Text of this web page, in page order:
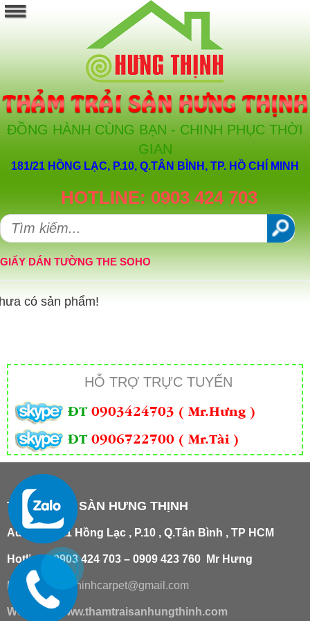
ĐỒNG HÀNH CÙNG BẠN - CHINH PHỤC THỜI
GIAN
181/21 HỒNG LẠC, P.10, Q.TÂN BÌNH, TP. HỒ CHÍ MINH
HOTLINE: 0903 424 703
GIẤY DÁN TƯỜNG THE SOHO
có sản phẩm!
HỖ TRỢ TRỰC TUYẾN
ĐT 0903424703 ( Mr.Hưng )
ĐT 0906722700 ( Mr.Tài )
THẢM TRẢI SÀN HƯNG THỊNH
Add : 181/21 Hồng Lạc , P.10 , Q.Tân Bình , TP HCM
Hotline : 0903 424 703 – 0909 423 760 Mr Hưng
Email : hungthinhcarpet@gmail.com
Website: www.thamtraisanhungthinh.com